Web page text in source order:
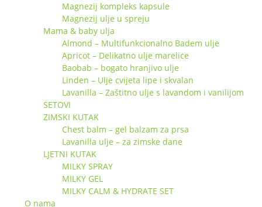
Magnezij kompleks kapsule
Magnezij ulje u spreju
Mama & baby ulja
Almond – Multifunkcionalno Badem ulje
Apricot – Delikatno ulje marelice
Baobab – bogato hranjivo ulje
Linden – Ulje cvijeta lipe i skvalan
Lavanilla – Zaštitno ulje s lavandom i vanilijom
SETOVI
ZIMSKI KUTAK
Chest balm – gel balzam za prsa
Lavanilla ulje – za zimske dane
LJETNI KUTAK
MILKY SPRAY
MILKY GEL
MILKY CALM & HYDRATE SET
O nama